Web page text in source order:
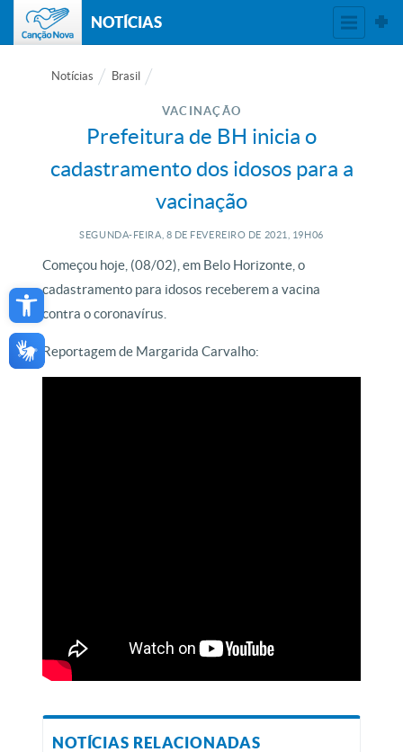
Open toolbar
NOTÍCIAS
Notícias Brasil
VACINAÇÃO
Prefeitura de BH inicia o
cadastramento dos idosos para a
vacinação
SEGUNDA-FEIRA, 8 DE FEVEREIRO DE 2021, 19H06
Começou hoje, (08/02), em Belo Horizonte, o
cadastramento para idosos receberem a vacina
contra o coronavírus.
Reportagem de Margarida Carvalho:
NOTÍCIAS RELACIONADAS